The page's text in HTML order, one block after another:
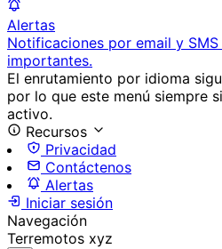
Alertas
Notificaciones por email y
importantes.
El enrutamiento por idioma
por lo que este menú siempre
activo.
Recursos
Privacidad
Contáctenos
Alertas
Iniciar sesión
Navegación
Terremotos xyz